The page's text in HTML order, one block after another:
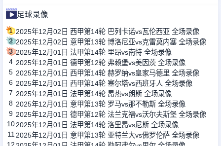
足球录像
1 2025年12月02日 西甲第14轮 巴列卡诺vs瓦伦西亚 全场录像
2 2025年12月02日 意甲第13轮 博洛尼亚vs克雷莫内塞 全场录像
3 2025年12月01日 法甲第14轮 里昂vs南特 全场录像
4 2025年12月01日 德甲第12轮 弗赖堡vs美因茨 全场录像
5 2025年12月01日 西甲第14轮 赫罗纳vs皇家马德里 全场录像
6 2025年12月01日 西甲第14轮 塞尔塔vs西班牙人 全场录像
7 2025年12月01日 法甲第14轮 昂热vs朗斯 全场录像
8 2025年12月01日 意甲第13轮 罗马vs那不勒斯 全场录像
9 2025年12月01日 德甲第12轮 法兰克福vs沃尔夫斯堡 全场录像
102025年12月01日 法甲第14轮 洛里昂vs尼斯 全场录像
11 2025年12月01日 意甲第13轮 亚特兰大vs佛罗伦萨 全场录像